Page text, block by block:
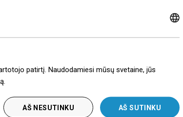
LITHUANIAN
patirtį. Naudodamiesi mūsų svetaine, jūs
AŠ SUTINKU
AŠ NESUTINKU